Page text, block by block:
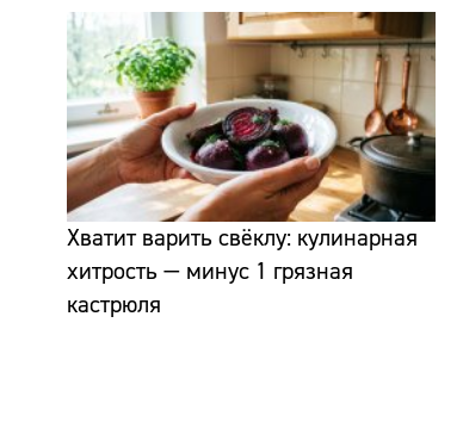
Хватит варить свёклу: кулинарная
хитрость — минус 1 грязная
кастрюля